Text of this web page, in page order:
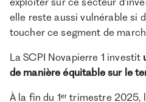
elle reste aussi vulnérable si
toucher ce segment de
La SCPI Novapierre 1 investit
de manière équitable sur le
À la fin du 1ᵉʳ trimestre